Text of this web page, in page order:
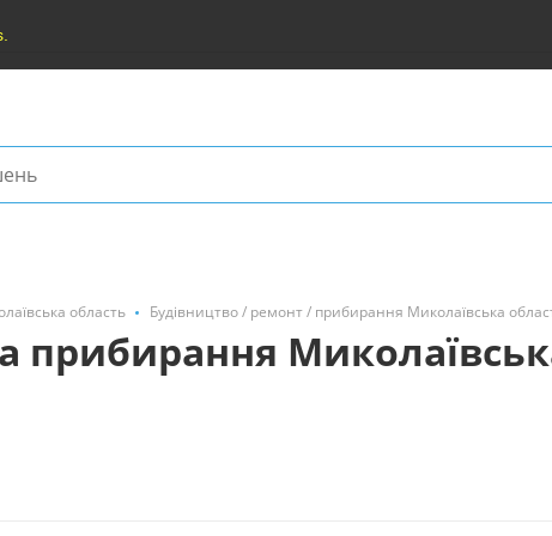
область Будівництво / ремонт / прибирання Миколаївська
прибирання